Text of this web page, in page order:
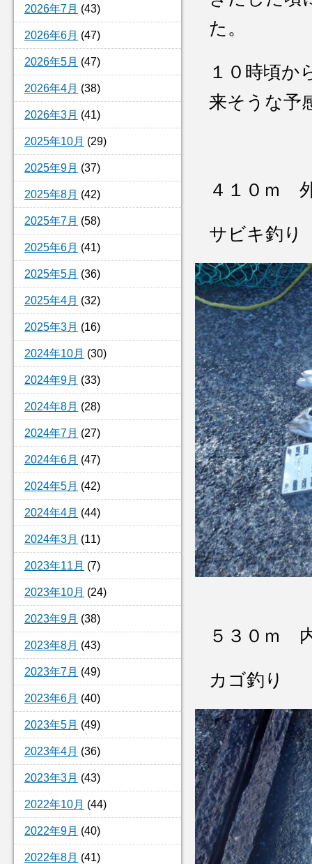
2026年7月 (43)
2026年6月 (47)
2026年5月 (47)
2026年4月 (38)
2026年3月 (41)
2025年10月 (29)
2025年9月 (37)
2025年8月 (42)
2025年7月 (58)
2025年6月 (41)
2025年5月 (36)
2025年4月 (32)
2025年3月 (16)
2024年10月 (30)
2024年9月 (33)
2024年8月 (28)
2024年7月 (27)
2024年6月 (47)
2024年5月 (42)
2024年4月 (44)
2024年3月 (11)
2023年11月 (7)
2023年10月 (24)
2023年9月 (38)
2023年8月 (43)
2023年7月 (49)
2023年6月 (40)
2023年5月 (49)
2023年4月 (36)
2023年3月 (43)
2022年10月 (44)
2022年9月 (40)
2022年8月 (41)
た。
１０時頃
来そうな予
４１０ｍ
サビキ釣り
５３０ｍ
カゴ釣り